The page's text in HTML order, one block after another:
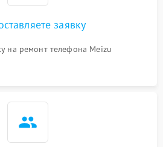
заявку
на ремонт телефона Meizu